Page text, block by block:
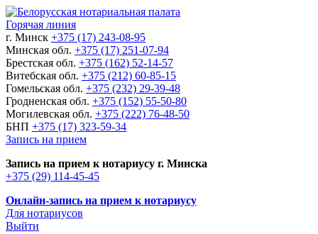
Горячая линия
г. Минск +375 (17) 243-08-95
Минская обл. +375 (17) 251-07-94
Брестская обл. +375 (162) 52-14-57
Витебская обл. +375 (212) 60-85-15
Гомельская обл. +375 (232) 29-39-48
Гродненская обл. +375 (152) 55-50-80
Могилевская обл. +375 (222) 76-48-50
БНП +375 (17) 323-59-34
Запись на прием
Запись на прием к нотариусу г. Минска
+375 (29) 114-45-45
Онлайн-запись на прием к нотариусу
Для нотариусов
Выйти